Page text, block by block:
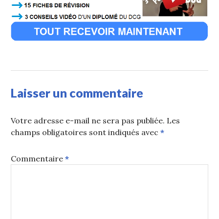
Laisser un commentaire
Votre adresse e-mail ne sera pas publiée. Les
champs obligatoires sont indiqués avec*
Commentaire*